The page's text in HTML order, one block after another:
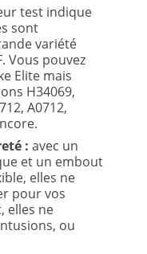
test indique
sont
variété
Vous pouvez
Elite mais
H34069,
A0712,
: avec un
et un embout
elles ne
pour vos
elles ne
ou